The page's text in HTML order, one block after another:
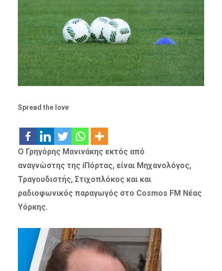
Spread the love
Ο Γρηγόρης Μανινάκης εκτός από
αναγνώστης της iΠόρτας, είναι Μηχανολόγος,
Τραγουδιστής, Στιχοπλόκος και και
ραδιοφωνικός παραγωγός στο Cosmos FM Νέας
Υόρκης.